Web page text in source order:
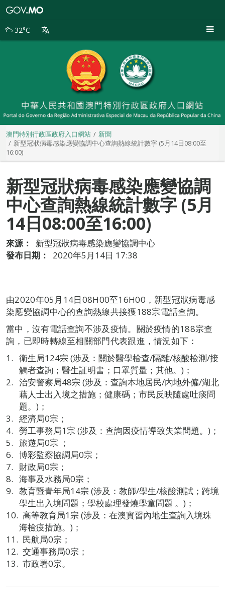
別
32°C
澳門特別行政區政府入口網站
新聞
新型冠狀病毒感染應變協調中心查詢熱線統計數字 (5月14日08:00至
16:00)
新型冠狀病毒感染應變協調
中心查詢熱線統計數字 (5月
14日08:00至16:00)
來源：
新型冠狀病毒感染應變協調中心
發布日期：
2020年5月14日 17:38
由2020年05月14日08H00至16H00，新型冠狀病毒感
染應變協調中心的查詢熱線共接獲188宗電話查詢。
當中，沒有電話查詢不涉及疫情。關於疫情的188宗查
詢，已即時轉線至相關部門代表跟進，情況如下：
衛生局124宗 (涉及：關於醫學檢查/隔離/核酸檢測/接
觸者查詢；醫生証明書；口罩質量；其他。)；
治安警察局48宗 (涉及：查詢本地居民/內地外僱/湖北
藉人士出入境之措施；健康碼；市民反映隨處吐痰問
題。)；
經濟局0宗；
勞工事務局1宗 (涉及：查詢因疫情導致失業問題。)；
旅遊局0宗 ；
博彩監察協調局0宗；
財政局0宗；
海事及水務局0宗；
教育暨青年局14宗 (涉及：教師/學生/核酸測試；跨境
學生出入境問題；學校處理發燒學童問題 。)；
高等教育局1宗 (涉及：在澳實習內地生查詢入境珠
海檢疫措施。)；
民航局0宗；
交通事務局0宗；
市政署0宗。